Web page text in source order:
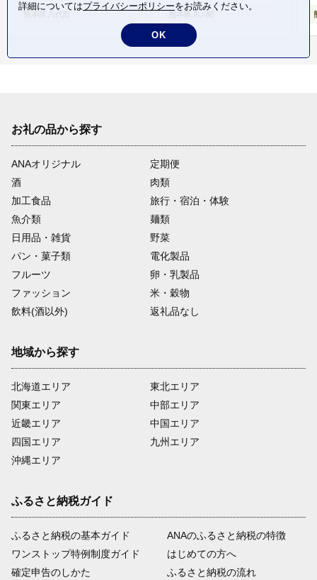
お礼の品から探す
ANAオリジナル
定期便
酒
肉類
加工食品
旅行・宿泊・体験
魚介類
麺類
日用品・雑貨
野菜
パン・菓子類
電化製品
フルーツ
卵・乳製品
ファッション
米・穀物
飲料(酒以外)
返礼品なし
地域から探す
北海道エリア
関東エリア
近畿エリア
四国エリア
沖縄エリア
東北エリア
中部エリア
中国エリア
九州エリア
ふるさと納税ガイド
ふるさと納税の基本ガイド
ワンストップ特例制度ガイド
確定申告のしかた
ANAのふるさと納税の特徴
はじめての方へ
ふるさと納税の流れ
詳細についてはプライバシーポリシーをお読みください。
OK